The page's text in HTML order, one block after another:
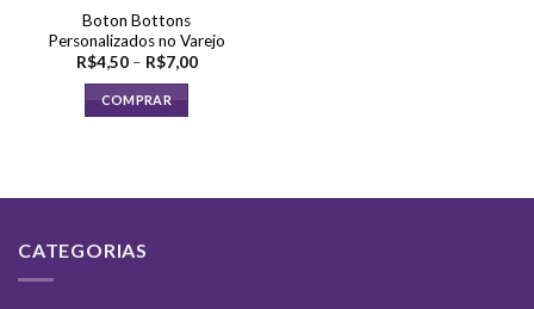
Boton Bottons
Personalizados no Varejo
R$4,50 – R$7,00Faixa
COMPRAR
várias
As
CATEGORIAS